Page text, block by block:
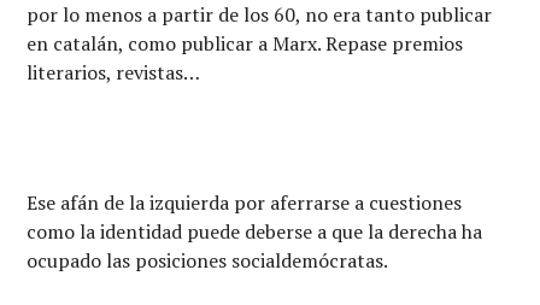
por lo menos a partir de los 60, no era tanto publicar
en catalán, como publicar a Marx. Repase premios
literarios, revistas…
Ese afán de la izquierda por aferrarse a cuestiones
como la identidad puede deberse a que la derecha ha
ocupado las posiciones socialdemócratas.